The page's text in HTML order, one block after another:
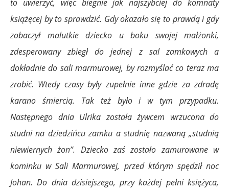
to uwierzyć, więc biegnie jak najszybciej do komnaty
książęcej by to sprawdzić. Gdy okazało się to prawdą i gdy
zobaczył malutkie dziecko u boku swojej małżonki,
zdesperowany zbiegł do jednej z sal zamkowych a
dokładnie do sali marmurowej, by rozmyślać co teraz ma
zrobić. Wtedy czasy były zupełnie inne gdzie za zdradę
karano śmiercią. Tak też było i w tym przypadku.
Następnego dnia Ulrika została żywcem wrzucona do
studni na dziedzińcu zamku a studnię nazwaną „studnią
niewiernych żon”. Dziecko zaś zostało zamurowane w
kominku w Sali Marmurowej, przed którym spędził noc
Johan. Do dnia dzisiejszego, przy każdej pełni księżyca,